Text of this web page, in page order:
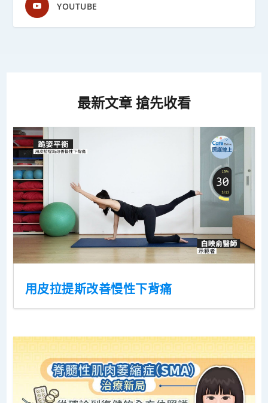
YOUTUBE
最新文章 搶先收看
用皮拉提斯改善慢性下背痛